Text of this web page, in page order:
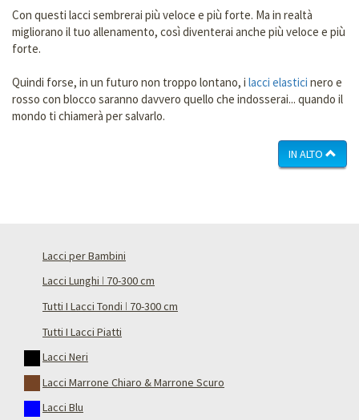
Con questi lacci sembrerai più veloce e più forte. Ma in realtà
migliorano il tuo allenamento, così diventerai anche più veloce e più
forte.
Quindi forse, in un futuro non troppo lontano, i lacci elastici nero e
rosso con blocco saranno davvero quello che indosserai... quando il
mondo ti chiamerà per salvarlo.
IN ALTO
Lacci per Bambini
Lacci Lunghi ǀ 70-300 cm
Tutti I Lacci Tondi ǀ 70-300 cm
Tutti I Lacci Piatti
Lacci Neri
Lacci Marrone Chiaro & Marrone Scuro
Lacci Blu